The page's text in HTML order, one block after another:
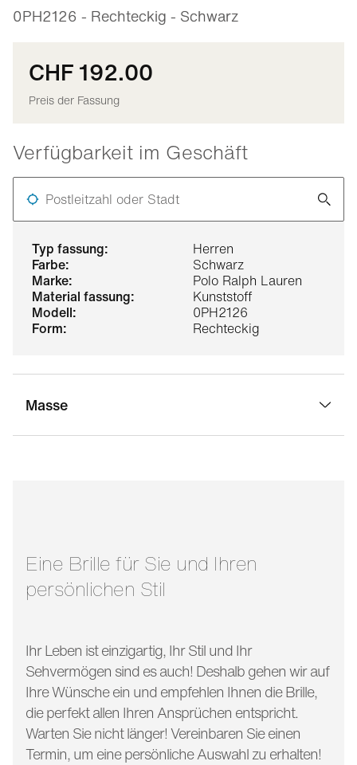
typ fassung:
Herren
farbe:
Schwarz
marke:
Polo Ralph Lauren
material fassung:
Kunststoff
modell:
0PH2126
form:
Rechteckig
Masse
0PH2126 - Rechteckig - Schwarz
CHF 192.00
Preis der Fassung
Verfügbarkeit im Geschäft
Postleitzahl oder Stadt
Eine Brille für Sie und Ihren
persönlichen Stil
Ihr Leben ist einzigartig, Ihr Stil und Ihr
Sehvermögen sind es auch! Deshalb gehen wir auf
Ihre Wünsche ein und empfehlen Ihnen die Brille,
die perfekt allen Ihren Ansprüchen entspricht.
Warten Sie nicht länger! Vereinbaren Sie einen
Termin, um eine persönliche Auswahl zu erhalten!